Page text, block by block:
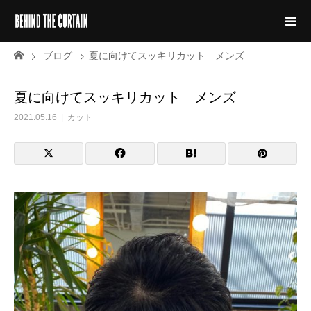
ブログ 夏に向けてスッキリカット メンズ
夏に向けてスッキリカット メンズ
2021.05.16 カット